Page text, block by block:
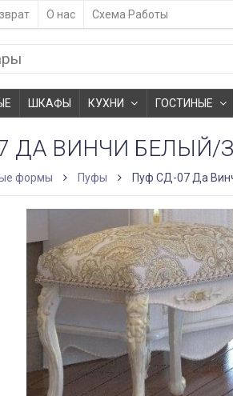
О нас Схема Работы
ШКАФЫ КУХНИ ГОСТИНЫЕ
ДА ВИНЧИ БЕЛЫЙ/
формы Пуфы Пуф СД-07 Да